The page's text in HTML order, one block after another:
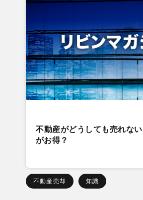
不動産がどうしても売れな
がお得？
不動産売却 知識